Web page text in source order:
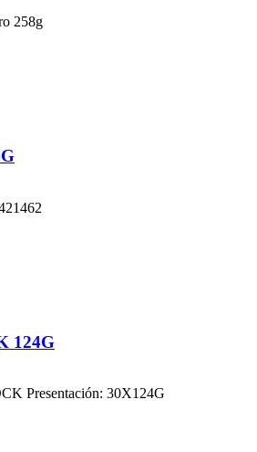
258g
124G
Presentación: 30X124G